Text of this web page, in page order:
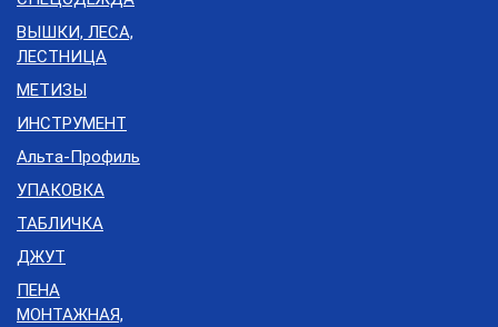
ВЫШКИ, ЛЕСА,
ЛЕСТНИЦА
МЕТИЗЫ
ИНСТРУМЕНТ
Альта-Профиль
УПАКОВКА
ТАБЛИЧКА
ДЖУТ
ПЕНА
МОНТАЖНАЯ,